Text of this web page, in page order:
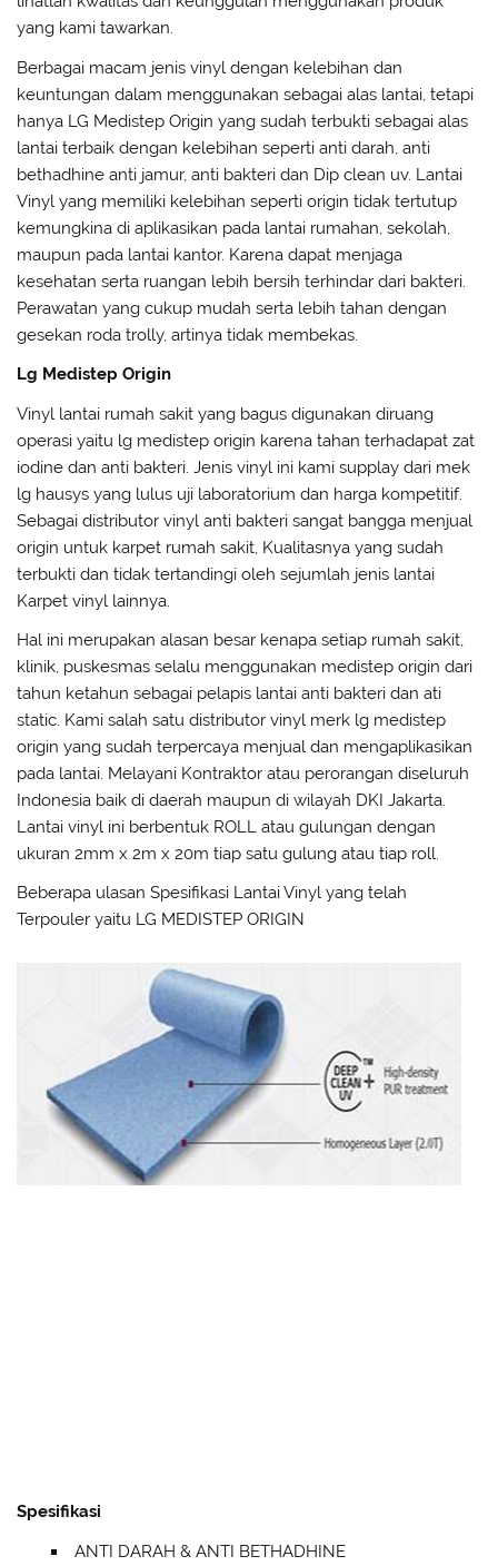
yang kami tawarkan.
Berbagai macam jenis vinyl dengan kelebihan dan
keuntungan dalam menggunakan sebagai alas lantai, tetapi
hanya LG Medistep Origin yang sudah terbukti sebagai alas
lantai terbaik dengan kelebihan seperti anti darah, anti
bethadhine anti jamur, anti bakteri dan Dip clean uv. Lantai
Vinyl yang memiliki kelebihan seperti origin tidak tertutup
kemungkina di aplikasikan pada lantai rumahan, sekolah,
maupun pada lantai kantor. Karena dapat menjaga
kesehatan serta ruangan lebih bersih terhindar dari bakteri.
Perawatan yang cukup mudah serta lebih tahan dengan
gesekan roda trolly, artinya tidak membekas.
Lg Medistep Origin
Vinyl lantai rumah sakit yang bagus digunakan diruang
operasi yaitu lg medistep origin karena tahan terhadapat zat
iodine dan anti bakteri. Jenis vinyl ini kami supplay dari mek
lg hausys yang lulus uji laboratorium dan harga kompetitif.
Sebagai distributor vinyl anti bakteri sangat bangga menjual
origin untuk karpet rumah sakit, Kualitasnya yang sudah
terbukti dan tidak tertandingi oleh sejumlah jenis lantai
Karpet vinyl lainnya.
Hal ini merupakan alasan besar kenapa setiap rumah sakit,
klinik, puskesmas selalu menggunakan medistep origin dari
tahun ketahun sebagai pelapis lantai anti bakteri dan ati
static. Kami salah satu distributor vinyl merk lg medistep
origin yang sudah terpercaya menjual dan mengaplikasikan
pada lantai. Melayani Kontraktor atau perorangan diseluruh
Indonesia baik di daerah maupun di wilayah DKI Jakarta.
Lantai vinyl ini berbentuk ROLL atau gulungan dengan
ukuran 2mm x 2m x 20m tiap satu gulung atau tiap roll.
Beberapa ulasan Spesifikasi Lantai Vinyl yang telah
Terpouler yaitu LG MEDISTEP ORIGIN
Spesifikasi
ANTI DARAH & ANTI BETHADHINE